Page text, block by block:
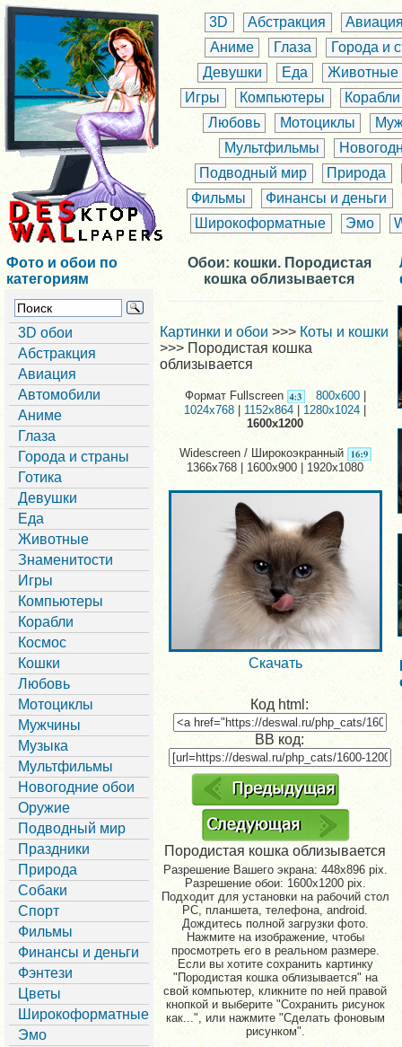
3D Абстракция
Аниме
Глаза
Города и
Девушки
Еда
Животные
Игры
Компьютеры
Корабли
Любовь
Мотоциклы
Мультфильмы
Подводный мир
Природа
Фильмы
Финансы и деньги
Широкоформатные
Эмо
Фото и обои по
категориям
3D обои
Абстракция
Авиация
Автомобили
Аниме
Глаза
Города и страны
Готика
Девушки
Еда
Животные
Знаменитости
Игры
Компьютеры
Корабли
Космос
Кошки
Любовь
Мотоциклы
Мужчины
Музыка
Мультфильмы
Новогодние обои
Оружие
Подводный мир
Праздники
Природа
Собаки
Спорт
Фильмы
Финансы и деньги
Фэнтези
Цветы
Широкоформатные
Эмо
Обои: кошки. Породистая
кошка облизывается
Картинки и обои >>> Коты и кошки
>>> Породистая кошка
облизывается
Формат Fullscreen 800x600
1024x768
1152x864| 1280x1024
1600x1200
Widescreen / Широкоэкранный
1366x768 | 1600x900 | 1920x1080
Скачать
Код html:
BB код:
Породистая кошка облизывается
Разрешение Вашего экрана: 448x896 pix.
Разрешение обои: 1600x1200 pix.
Подходит для установки на рабочий стол
PC, планшета, телефона, android.
Дождитесь полной загрузки фото.
Нажмите на изображение, чтобы
просмотреть его в реальном размере.
Если вы хотите сохранить картинку
"Породистая кошка облизывается" на
свой компьютер, кликните по ней правой
кнопкой и выберите "Сохранить рисунок
как...", или нажмите "Сделать фоновым
рисунком".